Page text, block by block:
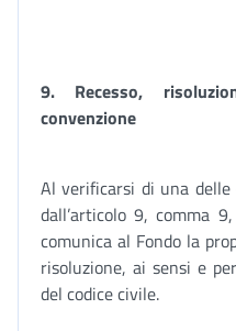
9. Recesso,
convenzione
Al verificarsi di una
dall’articolo 9, comma
comunica al Fondo la
risoluzione, ai sensi e
del codice civile.